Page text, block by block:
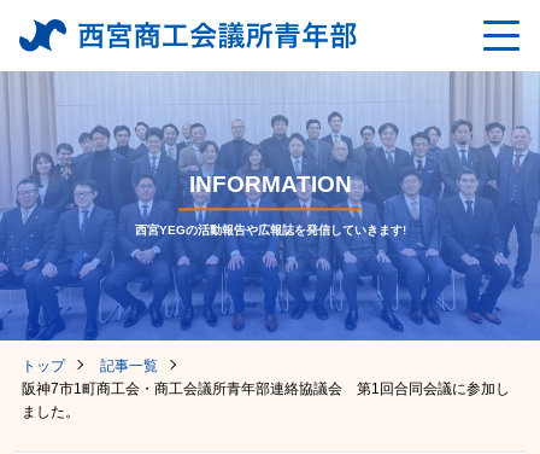
INFORMATION
西宮YEGの活動報告や広報誌を発信していきます!
トップ
記事一覧
阪神7市1町商工会・商工会議所青年部連絡協議会 第1回合同会議に参加し
ました。